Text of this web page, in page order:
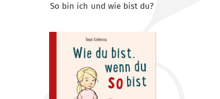
So bin ich und wie bist du?